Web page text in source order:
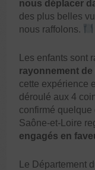
nous déplacer
des plus belles
nous raffolons.
Les enfants sont
rayonnement de
cette expérience
déroulé aux 4
confirmé
Saône-et-Loire
engagés en
Le Département